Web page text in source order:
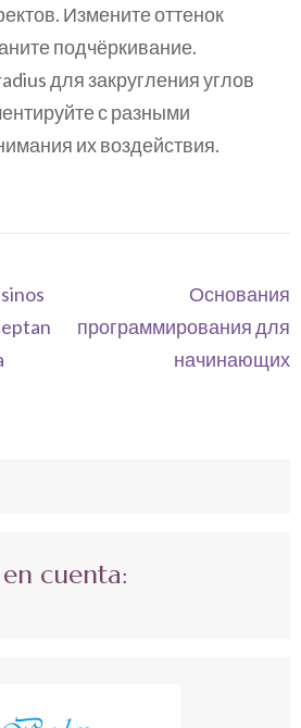
Измените оттенок
подчёркивание.
для закругления углов
с разными
их воздействия.
Основания
программирования для
начинающих
cuenta: